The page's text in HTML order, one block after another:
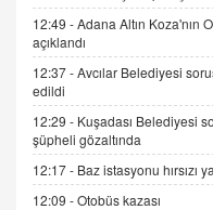
İNCİ GÜL
06.07.2026 13:00
ADEM AKÖL
Esed
Sednaya
11.12.2024 12:30
12:49 -Adana Altın Koza'nın
açıklandı
12:37 -Avcılar Belediyesi
edildi
12:29 - Kuşadası Belediyesi
şüpheli gözaltında
12:17 - Baz istasyonu hırsızı
12:09 -Otobüs kazası